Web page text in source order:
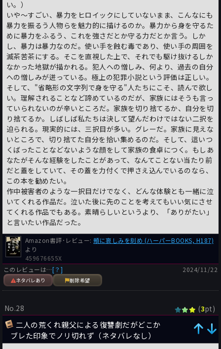
い。）
いや〜すごい、暴力をヒロイックにしていないまま、こんなにも
暴力を振るう人物らを魅力的に描けるのか。暴力から身を守るた
めに暴力をふるう、これを強さだとか守る力だとか言う。しか
し、暴力は暴力なのだ。使い手を蝕む毒であり、使い手の周囲を
滅茶苦茶にする。そこを直視した上で、それでも駆け抜けるしか
なかった地獄が描かれる。犯人への憎しみ、何より、過去の自分
への憎しみが迸っている。極上の犯罪小説という評価は正しい。
そして、"省略形の文字列で身を守る"人たちにこそ、読んで欲し
い。理解されることなど諦めているのだが、家族にはそうも言っ
ていられないのが辛いところだ。家族を切り捨てるか、自分を切
り捨てるか。しばしば私たちは決して望んだわけではない二択を
迫られる。現実的には、三択目が多い。グレーだ。家族に見えな
いところで、切り捨てた自分を拾い集めるのだ。そして、這いつ
くばったことなどないような顔をして家族の食卓につく。もしあ
なたがそんな経験をしたことがあって、なんてことない当たり前
だと蓋をしていて、その蓋を力付くで押さえ込んでいるのなら、
この本を勧めたい。
作中被害者のような一択目だけでなく、どんな体験とも一緒に泣
いてくれる作品だ。泣いた後に先のことを考えてもいい気にさせ
てくれる作品でもある。素晴らしいというより、「ありがたい」
と言いたい作品だった。
Amazon書評･レビュー:頰に哀しみを刻め (ハーパーBOOKS, H187)
より
459676655X
このレビューは…[？]
ネタバレあり 削除希望
2024/11/22
No.28 (3pt)
二人の荒くれ親父による復讐劇だがどこか
ブレた印象でノリ切れず（ネタバレなし）